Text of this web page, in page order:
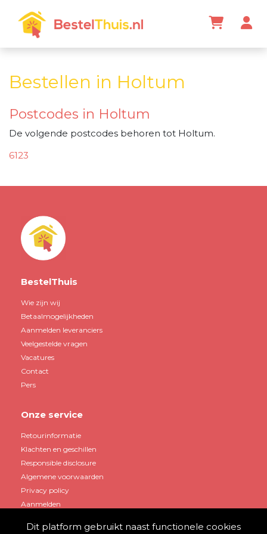
Bestellen in Holtum
Postcodes in Holtum
De volgende postcodes behoren tot Holtum.
6123
BestelThuis
Wie zijn wij
Betaalmogelijkheden
Aanmelden leveranciers
Veelgestelde vragen
Vacatures
Contact
Pers
Onze service
Retourinformatie
Klachten en geschillen
Responsible disclosure
Algemene voorwaarden
Privacy policy
Aanmelden
Dit platform gebruikt naast functionele cookies